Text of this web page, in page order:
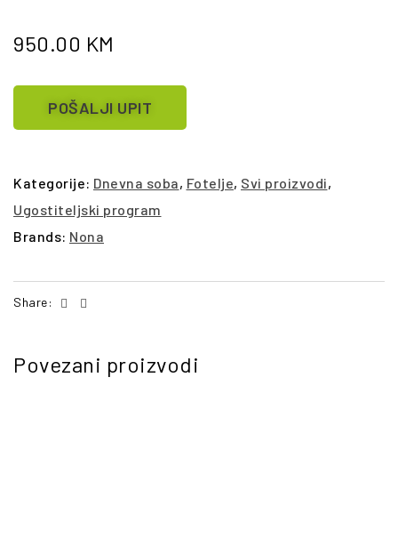
950.00 KM
POŠALJI UPIT
Kategorije: Dnevna soba, Fotelje, Svi proizvodi,
Ugostiteljski program
Brands: Nona
Share: Facebook
Povezani proizvodi